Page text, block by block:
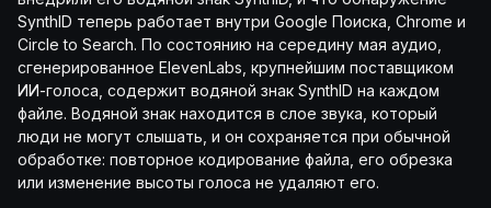
SynthID теперь работает внутри Google Поиска, Chrome и
Circle to Search. По состоянию на середину мая аудио,
сгенерированное ElevenLabs, крупнейшим поставщиком
ИИ-голоса, содержит водяной знак SynthID на каждом
файле. Водяной знак находится в слое звука, который
люди не могут слышать, и он сохраняется при обычной
обработке: повторное кодирование файла, его обрезка
или изменение высоты голоса не удаляют его.